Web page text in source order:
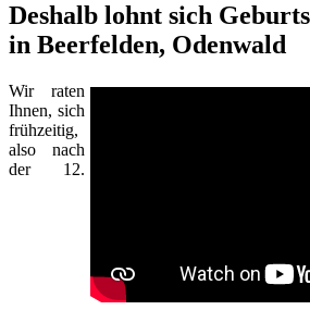
Deshalb lohnt sich
in Beerfelden, Odenwald
Wir raten
Ihnen, sich
frühzeitig,
also nach
der 12.